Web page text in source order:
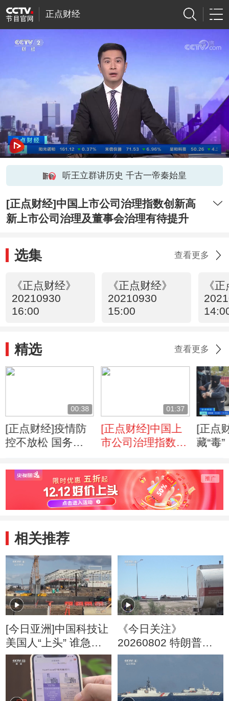
正点财经
听王立群讲历史 千古一帝秦始皇
[正点财经]中国上市公司治理指数创新高
新上市公司治理及董事会治理有待提升
选集 查看更多
《正点财经》
20210930
16:00
《正点财经》
20210930
15:00
《
精选 查看更多
00:38
[正点财经]疫情防
控不放松 国务院
建工作组：厦门本
轮疫情呈聚集性特
征 有下降趋势
01:37
[正点财经]中国上
市公司治理指数创
治理及董事会治理
有待提升
[正点
藏“毒
售“笑
相关推荐
[今日亚洲]中国科技让
美国人“上头” 谁急
了？
《今日关注》
20260802 特朗普叫
停“最大规模”打击 伊